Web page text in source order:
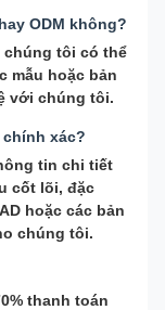
ODM không?
chúng tôi có thể
mẫu hoặc bản
với chúng tôi.
xác?
tin chi tiết
cốt lõi, đặc
hoặc các bản
chúng tôi.
thanh toán